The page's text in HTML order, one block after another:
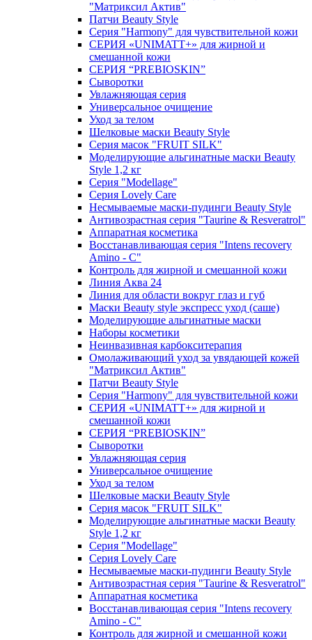
"Матриксил Актив"
Патчи Beauty Style
Серия "Harmony" для чувствительной кожи
СЕРИЯ «UNIMATT+» для жирной и
смешанной кожи
СЕРИЯ “PREBIOSKIN”
Сыворотки
Увлажняющая серия
Универсальное очищение
Уход за телом
Шелковые маски Beauty Style
Серия масок "FRUIT SILK"
Моделирующие альгинатные маски Beauty
Style 1,2 кг
Серия "Modellage"
Cерия Lovely Care
Несмываемые маски-пудинги Beauty Style
Антивозрастная серия "Taurine & Resveratrol"
Аппаратная косметика
Восстанавливающая серия "Intens recovery
Amino - C"
Контроль для жирной и смешанной кожи
Линия Аква 24
Линия для области вокруг глаз и губ
Маски Beauty style экспресс уход (саше)
Моделирующие альгинатные маски
Наборы косметики
Неинвазивная карбокситерапия
Омолаживающий уход за увядающей кожей
"Матриксил Актив"
Патчи Beauty Style
Серия "Harmony" для чувствительной кожи
СЕРИЯ «UNIMATT+» для жирной и
смешанной кожи
СЕРИЯ “PREBIOSKIN”
Сыворотки
Увлажняющая серия
Универсальное очищение
Уход за телом
Шелковые маски Beauty Style
Серия масок "FRUIT SILK"
Моделирующие альгинатные маски Beauty
Style 1,2 кг
Серия "Modellage"
Cерия Lovely Care
Несмываемые маски-пудинги Beauty Style
Антивозрастная серия "Taurine & Resveratrol"
Аппаратная косметика
Восстанавливающая серия "Intens recovery
Amino - C"
Контроль для жирной и смешанной кожи